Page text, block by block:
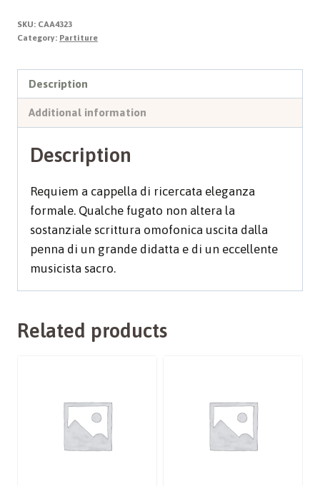
quantity
SKU: CAA4323
Category: Partiture
Description
Additional information
Description
Requiem a cappella di ricercata eleganza
formale. Qualche fugato non altera la
sostanziale scrittura omofonica uscita dalla
penna di un grande didatta e di un eccellente
musicista sacro.
Related products